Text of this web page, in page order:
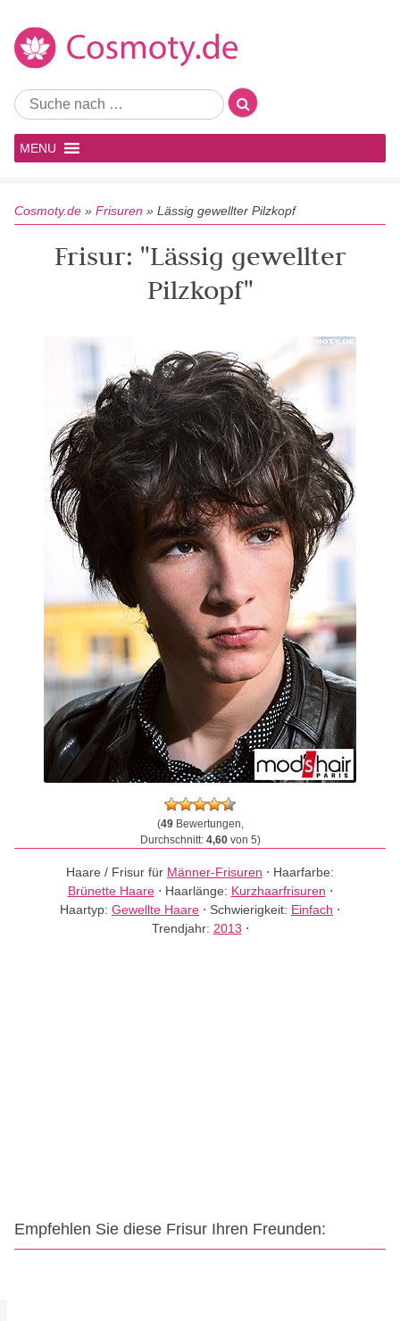
MENU
Cosmoty.de » Frisuren » Lässig gewellter Pilzkopf
Frisur: "Lässig gewellter
Pilzkopf"
(49Bewertungen,
Durchschnitt: 4,60von 5)
Haare / Frisur für Männer-Frisuren ⋅ Haarfarbe:
Brünette Haare⋅ Haarlänge: Kurzhaarfrisuren ⋅
Haartyp: Gewellte Haare ⋅ Schwierigkeit: Einfach ⋅
Trendjahr: 2013 ⋅
Empfehlen Sie diese Frisur Ihren Freunden: